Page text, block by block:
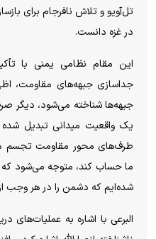
تل‌آویو و تلاش نافرجام برای
در غزه دانست.
این مقام نظامی یمنی با
جداسازی جبهه‌های مقاومت،
جبهه‌ها شناخته می‌شود، دیگر
یک واقعیت میدانی تبدیل
طرف‌های محور مقاومت تجسم
ما حساب کند، متوجه می‌شود که
شده‌ایم که دشمن را در هر وجب
البرعی با اشاره به عملیات‌های